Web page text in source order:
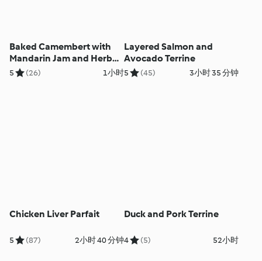
Baked Camembert with
Mandarin Jam and Herb
Crackers
5 (26) 1小时
Layered Salmon and
Avocado Terrine
5 (45) 3小时 35 分钟
Chicken Liver Parfait
5 (87) 2小时 40 分钟
Duck and Pork Terrine
4 (5) 52小时